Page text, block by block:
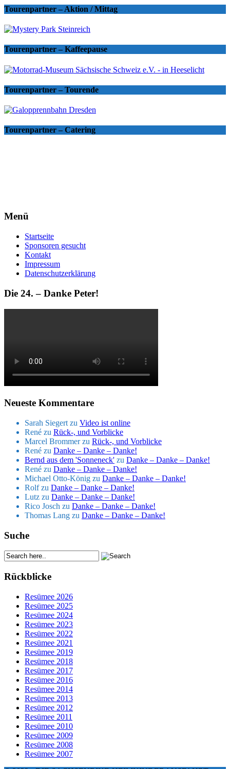
Tourenpartner – Aktion / Mittag
Tourenpartner – Kaffeepause
Tourenpartner – Tourende
Tourenpartner – Catering
Menü
Startseite
Sponsoren gesucht
Kontakt
Impressum
Datenschutzerklärung
Die 24. – Danke Peter!
Neueste Kommentare
Sarah Siegert zu Video ist online
René zu Rück-, und Vorblicke
Marcel Brommerzu Rück-, und Vorblicke
René zu Danke – Danke – Danke!
Bernd aus dem 'Sonneneck' zu Danke – Danke – Danke!
René zu Danke – Danke – Danke!
Michael Otto-König zu Danke – Danke – Danke!
Rolfzu Danke – Danke – Danke!
Lutz zu Danke – Danke – Danke!
Rico Josch zu Danke – Danke – Danke!
Thomas Lang zu Danke – Danke – Danke!
Suche
Rückblicke
Resümee 2026
Resümee 2025
Resümee 2024
Resümee 2023
Resümee 2022
Resümee 2021
Resümee 2019
Resümee 2018
Resümee 2017
Resümee 2016
Resümee 2014
Resümee 2013
Resümee 2012
Resümee 2011
Resümee 2010
Resümee 2009
Resümee 2008
Resümee 2007